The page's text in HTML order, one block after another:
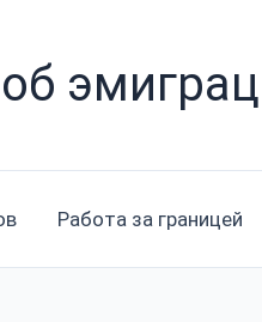
Работа за границей